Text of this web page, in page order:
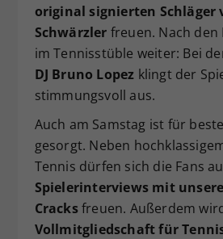
original signierten Schläger
Schwärzler freuen. Nach den
im Tennisstüble weiter: Bei
DJ Bruno Lopez klingt der
stimmungsvoll aus.
Auch am Samstag ist für
gesorgt. Neben
Tennis dürfen sich die Fans
Spielerinterviews mit
Cracksfreuen. Außerdem
Vollmitgliedschaft für